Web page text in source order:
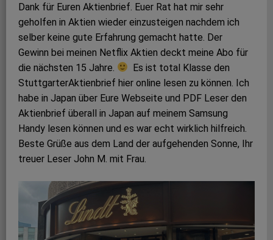
Dank für Euren Aktienbrief. Euer Rat hat mir sehr
geholfen in Aktien wieder einzusteigen nachdem ich
selber keine gute Erfahrung gemacht hatte. Der
Gewinn bei meinen Netflix Aktien deckt meine Abo für
die nächsten 15 Jahre.
Es ist total Klasse den
StuttgarterAktienbrief hier online lesen zu können. Ich
habe in Japan über Eure Webseite und PDF Leser den
Aktienbrief überall in Japan auf meinem Samsung
Handy lesen können und es war echt wirklich hilfreich.
Beste Grüße aus dem Land der aufgehenden Sonne, Ihr
treuer Leser John M. mit Frau.